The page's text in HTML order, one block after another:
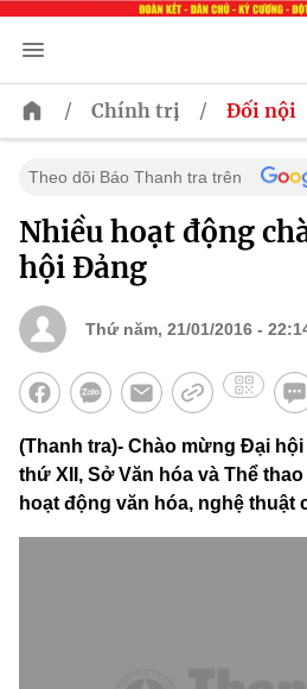
/ Chính trị / Đối nội
Theo dõi Báo Thanh tra trên
Nhiều hoạt động
hội Đảng
Thứ năm, 21/01/2016 -
(Thanh tra)- Chào mừng Đại
thứ XII, Sở Văn hóa và Thể
hoạt động văn hóa, nghệ thuật